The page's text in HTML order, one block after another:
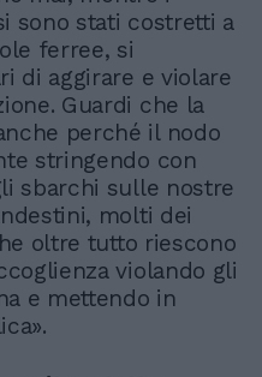
sono stati costretti a
ferree, si
di aggirare e violare
Guardi che la
perché il nodo
stringendo con
sbarchi sulle nostre
molti dei
oltre tutto riescono
violando gli
e mettendo in